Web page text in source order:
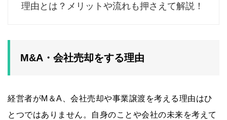
理由とは？メリットや流れも押さえて解説！
M&A・会社売却をする理由
経営者がM＆A、会社売却や事業譲渡を考える理由はひ
とつではありません。自身のことや会社の未来を考えて